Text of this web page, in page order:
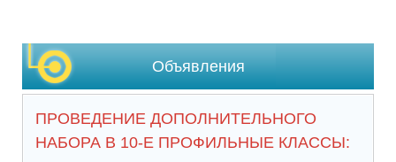
Объявления
ПРОВЕДЕНИЕ ДОПОЛНИТЕЛЬНОГО
НАБОРА В 10-Е ПРОФИЛЬНЫЕ КЛАССЫ: